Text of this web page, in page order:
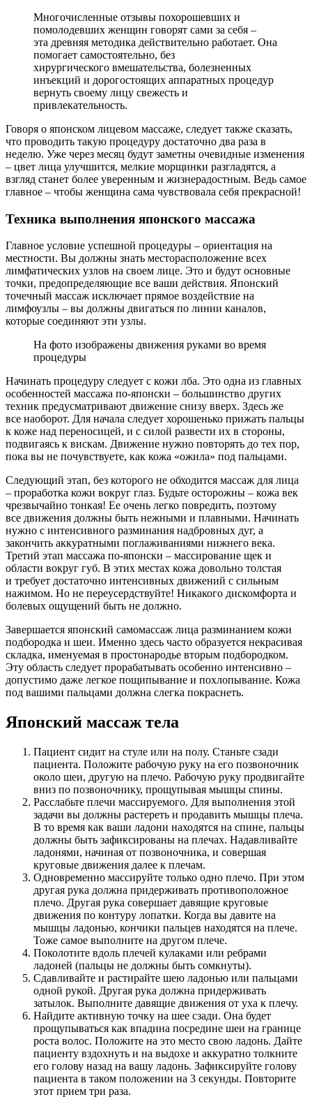
Многочисленные отзывы похорошевших и
помолодевших женщин говорят сами за себя –
эта древняя методика действительно работает. Она
помогает самостоятельно, без
хирургического вмешательства, болезненных
инъекций и дорогостоящих аппаратных процедур
вернуть своему лицу свежесть и
привлекательность.
Говоря о японском лицевом массаже, следует также сказать,
что проводить такую процедуру достаточно два раза в
неделю. Уже через месяц будут заметны очевидные изменения
– цвет лица улучшится, мелкие морщинки разгладятся, а
взгляд станет более уверенным и жизнерадостным. Ведь самое
главное – чтобы женщина сама чувствовала себя прекрасной!
Техника выполнения японского массажа
Главное условие успешной процедуры – ориентация на
местности. Вы должны знать месторасположение всех
лимфатических узлов на своем лице. Это и будут основные
точки, предопределяющие все ваши действия. Японский
точечный массаж исключает прямое воздействие на
лимфоузлы – вы должны двигаться по линии каналов,
которые соединяют эти узлы.
На фото изображены движения руками во время
процедуры
Начинать процедуру следует с кожи лба. Это одна из главных
особенностей массажа по-японски – большинство других
техник предусматривают движение снизу вверх. Здесь же
все наоборот. Для начала следует хорошенько прижать пальцы
к коже над переносицей, и с силой развести их в стороны,
подвигаясь к вискам. Движение нужно повторять до тех пор,
пока вы не почувствуете, как кожа «ожила» под пальцами.
Следующий этап, без которого не обходится массаж для лица
– проработка кожи вокруг глаз. Будьте осторожны – кожа век
чрезвычайно тонкая! Ее очень легко повредить, поэтому
все движения должны быть нежными и плавными. Начинать
нужно с интенсивного разминания надбровных дуг, а
закончить аккуратными поглаживаниями нижнего века.
Третий этап массажа по-японски – массирование щек и
области вокруг губ. В этих местах кожа довольно толстая
и требует достаточно интенсивных движений с сильным
нажимом. Но не переусердствуйте! Никакого дискомфорта и
болевых ощущений быть не должно.
Завершается японский самомассаж лица разминанием кожи
подбородка и шеи. Именно здесь часто образуется некрасивая
складка, именуемая в простонародье вторым подбородком.
Эту область следует прорабатывать особенно интенсивно –
допустимо даже легкое пощипывание и похлопывание. Кожа
под вашими пальцами должна слегка покраснеть.
Японский массаж тела
Пациент сидит на стуле или на полу. Станьте сзади
пациента. Положите рабочую руку на его позвоночник
около шеи, другую на плечо. Рабочую руку продвигайте
вниз по позвоночнику, прощупывая мышцы спины.
Расслабьте плечи массируемого. Для выполнения этой
задачи вы должны растереть и продавить мышцы плеча.
В то время как ваши ладони находятся на спине, пальцы
должны быть зафиксированы на плечах. Надавливайте
ладонями, начиная от позвоночника, и совершая
круговые движения далее к плечам.
Одновременно массируйте только одно плечо. При этом
другая рука должна придерживать противоположное
плечо. Другая рука совершает давящие круговые
движения по контуру лопатки. Когда вы давите на
мышцы ладонью, кончики пальцев находятся на плече.
Тоже самое выполните на другом плече.
Поколотите вдоль плечей кулаками или ребрами
ладоней (пальцы не должны быть сомкнуты).
Сдавливайте и растирайте шею ладонью или пальцами
одной рукой. Другая рука должна придерживать
затылок. Выполните давящие движения от уха к плечу.
Найдите активную точку на шее сзади. Она будет
прощупываться как впадина посредине шеи на границе
роста волос. Положите на это место свою ладонь. Дайте
пациенту вздохнуть и на выдохе и аккуратно толкните
его голову назад на вашу ладонь. Зафиксируйте голову
пациента в таком положении на 3 секунды. Повторите
этот прием три раза.